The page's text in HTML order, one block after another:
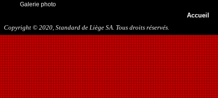
Galerie photo
Accueil
Copyright © 2020, Standard de Liège SA. Tous droits réservés.